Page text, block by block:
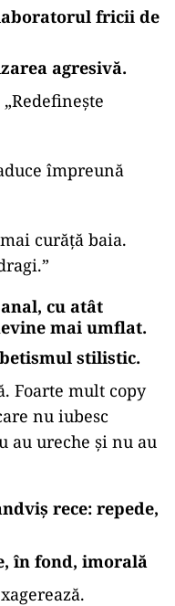
fricii de
agresivă.
împreună
curăță baia.
cu atât
mai umflat.
stilistic.
Foarte mult copy
nu iubesc
au ureche și nu au
rece: repede,
în fond, imorală